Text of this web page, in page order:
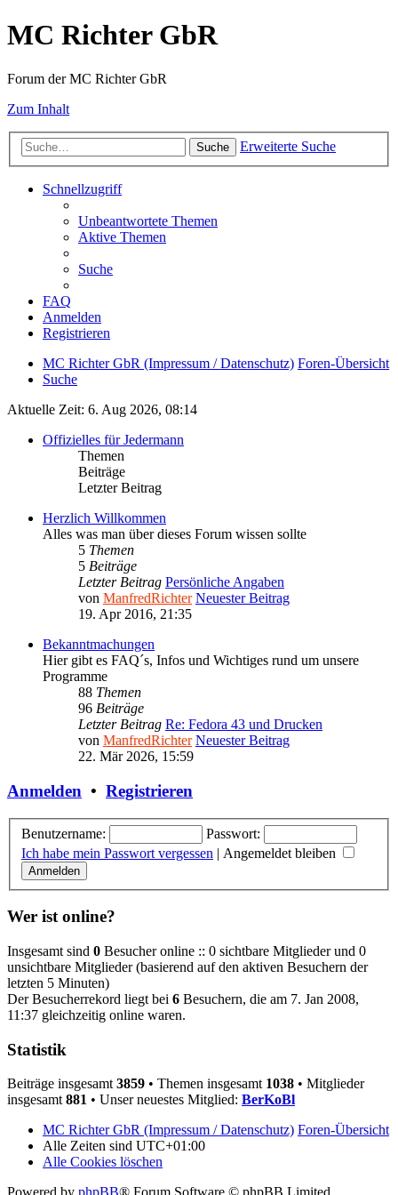
MC Richter GbR
Forum der MC Richter GbR
Zum Inhalt
Suche Erweiterte Suche
Schnellzugriff
Unbeantwortete Themen
Aktive Themen
Suche
FAQ
Anmelden
Registrieren
MC Richter GbR (Impressum / Datenschutz) Foren-Übersicht
Suche
Aktuelle Zeit: 6. Aug 2026, 08:14
Offizielles für Jedermann
Themen
Beiträge
Letzter Beitrag
Herzlich Willkommen
Alles was man über dieses Forum wissen sollte
5 Themen
5 Beiträge
Letzter Beitrag Persönliche Angaben
von ManfredRichter Neuester Beitrag
19. Apr 2016, 21:35
Bekanntmachungen
Hier gibt es FAQ´s, Infos und Wichtiges rund um unsere
Programme
88 Themen
96 Beiträge
Letzter Beitrag Re: Fedora 43 und Drucken
von ManfredRichter Neuester Beitrag
22. Mär 2026, 15:59
Anmelden • Registrieren
Benutzername:
Passwort:
Ich habe mein Passwort vergessen | Angemeldet bleiben
Wer ist online?
Insgesamt sind 0 Besucher online :: 0 sichtbare Mitglieder und 0
unsichtbare Mitglieder (basierend auf den aktiven Besuchern der
letzten 5 Minuten)
Der Besucherrekord liegt bei 6 Besuchern, die am 7. Jan 2008,
11:37 gleichzeitig online waren.
Statistik
Beiträge insgesamt 3859 • Themen insgesamt 1038 • Mitglieder
insgesamt 881 • Unser neuestes Mitglied: BerKoBl
MC Richter GbR (Impressum / Datenschutz) Foren-Übersicht
Alle Zeiten sind UTC+01:00
Alle Cookies löschen